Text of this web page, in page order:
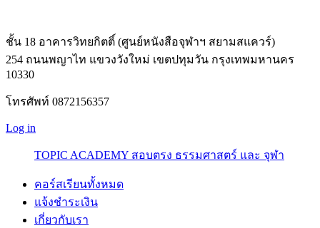
ชั้น 18 อาคารวิทยกิตติ์ (ศูนย์หนังสือจุฬาฯ สยามสแควร์)
254 ถนนพญาไท แขวงวังใหม่ เขตปทุมวัน กรุงเทพมหานคร
10330
โทรศัพท์ 0872156357
Log in
TOPIC ACADEMY สอบตรง ธรรมศาสตร์ และ จุฬา
คอร์สเรียนทั้งหมด
แจ้งชำระเงิน
เกี่ยวกับเรา